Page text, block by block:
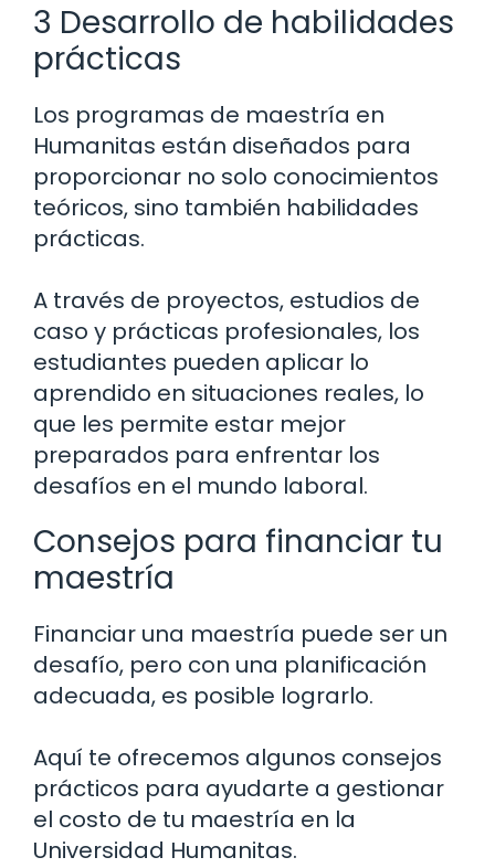
3 Desarrollo de habilidades
prácticas
Los programas de maestría en
Humanitas están diseñados para
proporcionar no solo conocimientos
teóricos, sino también habilidades
prácticas.
A través de proyectos, estudios de
caso y prácticas profesionales, los
estudiantes pueden aplicar lo
aprendido en situaciones reales, lo
que les permite estar mejor
preparados para enfrentar los
desafíos en el mundo laboral.
Consejos para financiar tu
maestría
Financiar una maestría puede ser un
desafío, pero con una planificación
adecuada, es posible lograrlo.
Aquí te ofrecemos algunos consejos
prácticos para ayudarte a gestionar
el costo de tu maestría en la
Universidad Humanitas.